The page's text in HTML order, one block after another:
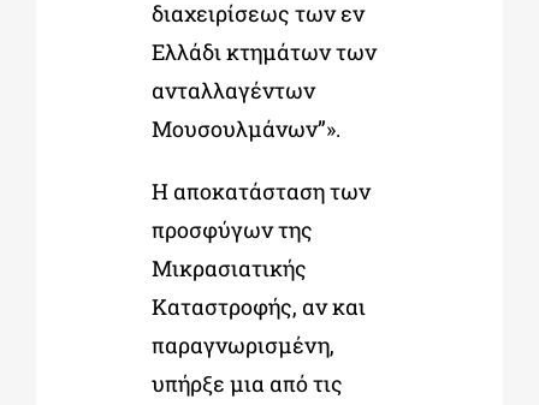
διαχειρίσεως των εν
Ελλάδι κτημάτων των
ανταλλαγέντων
Μουσουλμάνων”».
Η αποκατάσταση των
προσφύγων της
Μικρασιατικής
Καταστροφής, αν και
παραγνωρισμένη,
υπήρξε μια από τις